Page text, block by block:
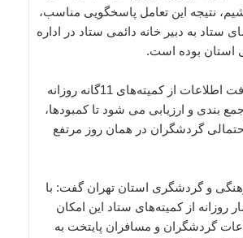
نتیجه این تعامل پاسخگویی مناسب،
ستاد به دبیر خانه دائمی ستاد در اداره
استان بوده است.
وی ادامه داد: دریافت اطلاعات از کمیته‌های 11گانه روزانه
بندی و ارزیابی می شود تا کمبودها،
گردشگران در همان روز مرتفع
و گردشگری استان تهران گفت: با
روزانه از کمیته‌های ستاد این امکان
گردشگران و مسافران پایتخت به